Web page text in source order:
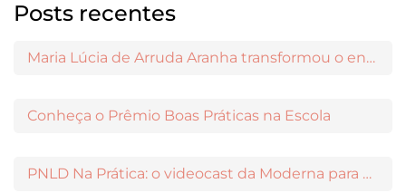
Posts recentes
Maria Lúcia de Arruda Aranha transformou o ensino de Filosofia no Brasil
Conheça o Prêmio Boas Práticas na Escola
PNLD Na Prática: o videocast da Moderna para apoiar a escolha das obras aprovadas